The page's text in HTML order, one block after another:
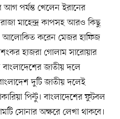
আগ পর্যন্ত খেলেন ইরানের
রাজা মাহেন্দ্র কাপসহ আরও কিছু
আলোকিত করেন মেজর হাফিজ
হাজরা গোলাম সারোয়ার
বাংলাদেশের জাতীয় দলে
দুটি জাতীয় দলেই
পিন্টু। বাংলাদেশের ফুটবল
সোনার অক্ষরে লেখা থাকবে।